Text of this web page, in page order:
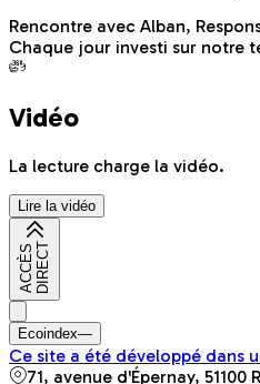
Rencontre avec Alban,
Chaque jour investi sur notre
Vidéo
La lecture charge la vidéo.
Lire la vidéo
A
C
C
È
S
D
I
R
E
CT
Ecoindex—
Ce site a été développé dans
71, avenue d'Épernay, 51100